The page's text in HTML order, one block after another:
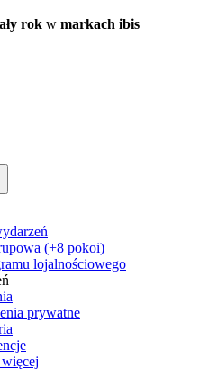
rok w markach ibis
(+8 pokoi)
lojalnościowego
prywatne